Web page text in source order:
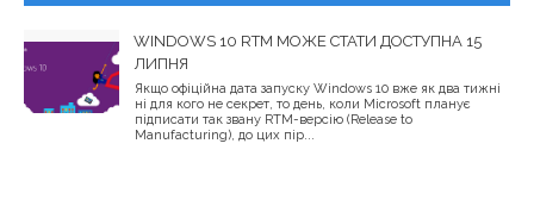
WINDOWS 10 RTM МОЖЕ СТАТИ ДОСТУПНА 15
ЛИПНЯ
Якщо офіційна дата запуску Windows 10 вже як два тижні
ні для кого не секрет, то день, коли Microsoft планує
підписати так звану RTM-версію (Release to
Manufacturing), до цих пір...